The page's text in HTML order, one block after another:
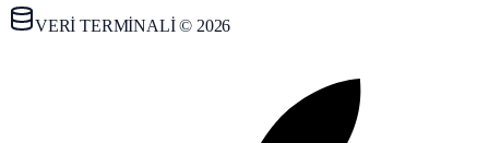
VERİ TERMİNALİ © 2026